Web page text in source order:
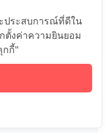
ที่ใช้งานได้จริง โดยเน้น
ร่วมกับการเขียน
ประสบการณ์ที่ดีใน
ตั้งค่าความยินยอม
กกี้"